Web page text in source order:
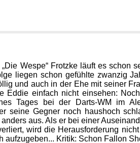
Wespe“ Frotzke läuft es schon
liegen schon gefühlte zwanzig
und auch in der Ehe mit seiner
Eddie einfach nicht einsehen:
Tages bei der Darts-WM im
seine Gegner noch haushoch
aus. Als er bei einer
wird die Herausforderung
aufzugeben... Kritik: Schon Fallon